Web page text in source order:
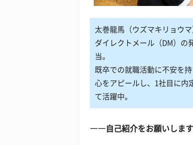
太巻龍馬（ウズマキリョウ
ダイレクトメール（DM）の
当。
既卒での就職活動に不安を
心をアピールし、1社目に内
て活躍中。
――自己紹介をお願いします